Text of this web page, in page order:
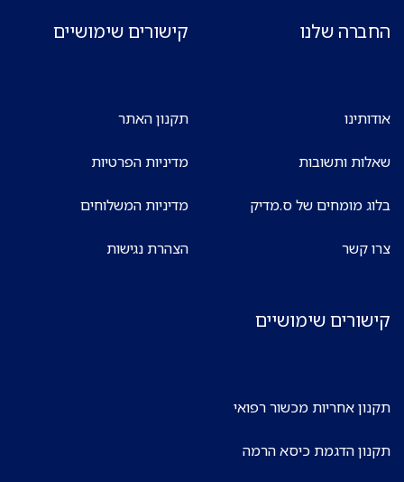
החברה שלנו
אודותינו
שאלות ותשובות
בלוג מומחים של ס.מדיק
צרו קשר
קישורים שימושיים
תקנון האתר
מדיניות הפרטיות
מדיניות המשלוחים
הצהרת נגישות
קישורים שימושיים
תקנון אחריות מכשור רפואי
תקנון הדגמת כיסא הרמה